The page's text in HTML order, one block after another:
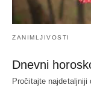
ZANIMLJIVOSTI
Dnevni
Pročitajte